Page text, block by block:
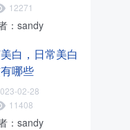
12271
：sandy
白，日常美白
哪些
02-28
11408
：sandy